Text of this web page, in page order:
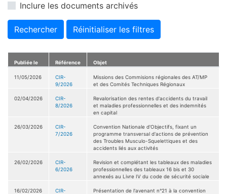
Inclure les documents archivés
Rechercher Réinitialiser les filtres
Publiée le Référence Objet
11/05/2026
CIR-
9/2026
Missions des Commisions régionales des AT/MP
et des Comités Techniques Régionaux
02/04/2026
CIR-
8/2026
Revalorisation des rentes d'accidents du travail
et maladies professionnelles et des indemnités
en capital
26/03/2026
CIR-
7/2026
Convention Nationale d'Objectifs, fixant un
programme transversal d'actions de prévention
des Troubles Musculo-Squelettiques et des
accidents liés aux activités
26/02/2026
CIR-
6/2026
Revision et complétant les tableaux des maladies
professionnelles des tableaux 16 bis et 30
annexés au Livre IV du code de sécurité sociale
16/02/2026
CIR-
Présentation de l'avenant n°21 à la convention